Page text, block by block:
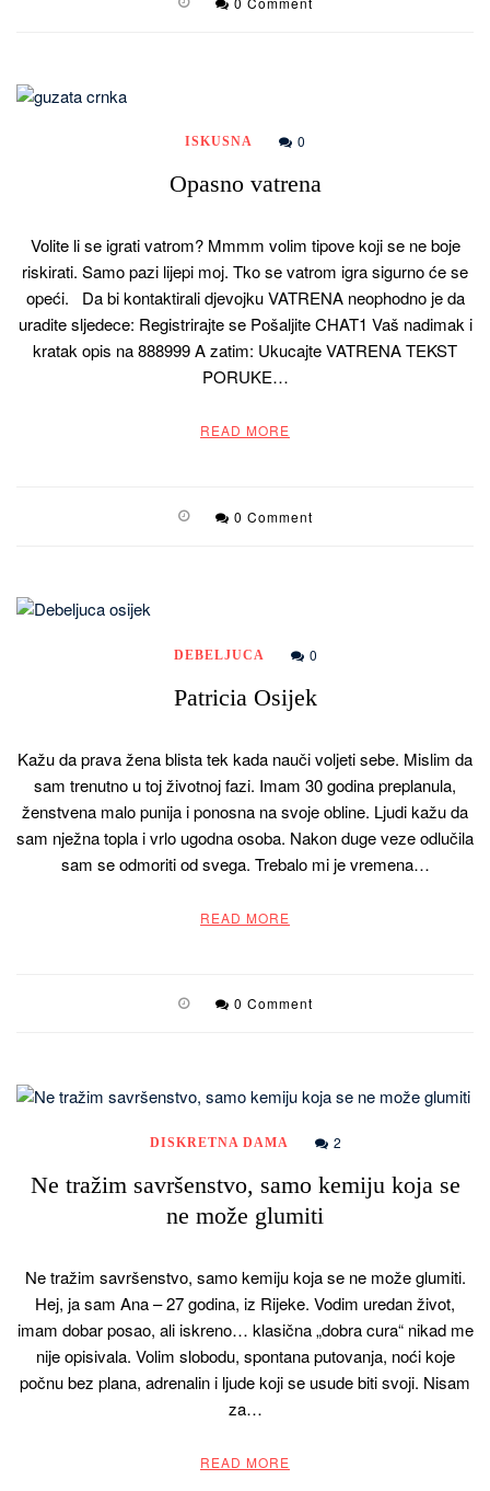
ISKUSNA 0
Opasno vatrena
Volite li se igrati vatrom? Mmmm volim tipove koji se ne boje
riskirati. Samo pazi lijepi moj. Tko se vatrom igra sigurno će se
opeći. Da bi kontaktirali djevojku VATRENA neophodno je da
uradite sljedece: Registrirajte se Pošaljite CHAT1 Vaš nadimak i
kratak opis na 888999 A zatim: Ukucajte VATRENA TEKST
PORUKE…
READ MORE
0 Comment
DEBELJUCA 0
Patricia Osijek
Kažu da prava žena blista tek kada nauči voljeti sebe. Mislim da
sam trenutno u toj životnoj fazi. Imam 30 godina preplanula,
ženstvena malo punija i ponosna na svoje obline. Ljudi kažu da
sam nježna topla i vrlo ugodna osoba. Nakon duge veze odlučila
sam se odmoriti od svega. Trebalo mi je vremena…
READ MORE
0 Comment
DISKRETNA DAMA 2
Ne tražim savršenstvo, samo kemiju koja se
ne može glumiti
Ne tražim savršenstvo, samo kemiju koja se ne može glumiti.
Hej, ja sam Ana – 27 godina, iz Rijeke. Vodim uredan život,
imam dobar posao, ali iskreno… klasična „dobra cura“ nikad me
nije opisivala. Volim slobodu, spontana putovanja, noći koje
počnu bez plana, adrenalin i ljude koji se usude biti svoji. Nisam
za…
READ MORE